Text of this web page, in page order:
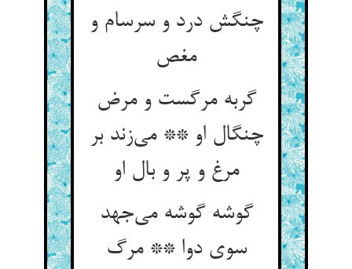
چنگش درد و سرسام و
مغص
گربه مرگست و مرض
چنگال او ** می‌زند بر
مرغ و پر و بال او
گوشه گوشه می‌جهد
سوی دوا ** مرگ